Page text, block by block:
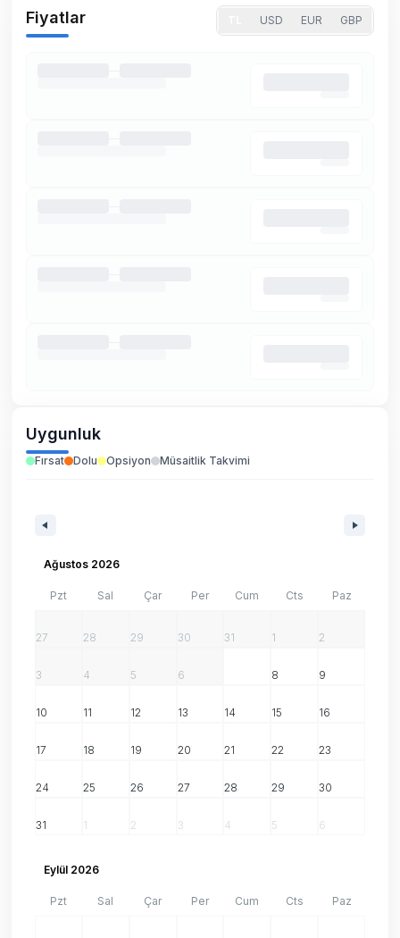
Fiyatlar USD EUR GBP
Uygunluk
Fırsat Dolu Opsiyon Müsaitlik Takvimi
Ağustos 2026
Pzt Sal Çar Per Cum Cts Paz
27 28 29 30 31 1 2
3 4 5 6 8 9
10 11 12 13 14 15 16
17 18 19 20 21 22 23
24 25 26 27 28 29 30
31 1 2 3 4 5 6
Eylül 2026
Pzt Sal Çar Per Cum Cts Paz